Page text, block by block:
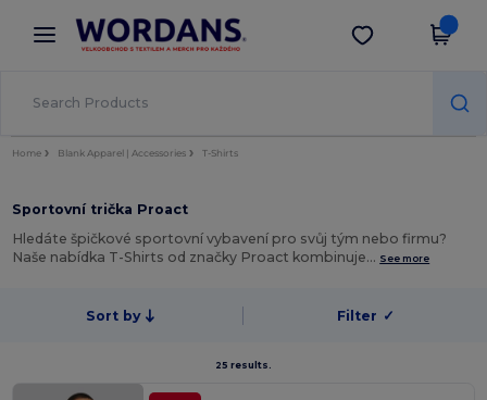
× Aplikace Wordans
Lepší ceny v aplikaci!
Stáhnout app
Home Blank Apparel | Accessories T-Shirts
Sportovní trička Proact
Hledáte špičkové sportovní vybavení pro svůj tým nebo firmu?
Naše nabídka T-Shirts od značky Proact kombinuje… See more
Sort by Filter ✓
25 results.